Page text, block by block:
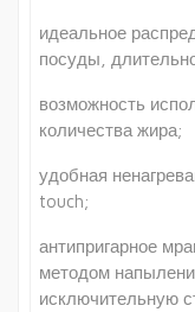
идеальное
посуды,
возможность
количества жира;
удобная
touch;
антипригарное
методом
исключительную